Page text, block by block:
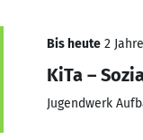
Bis heute 2
KiTa –
Jugendwerk